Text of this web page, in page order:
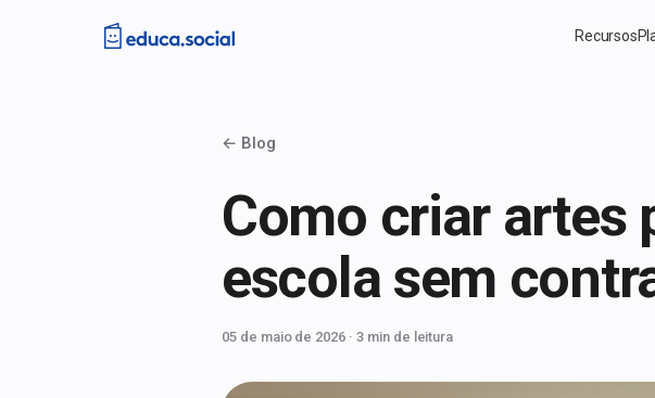
Recursos
← Blog
Como criar artes
escola sem
05 de maio de 2026 · 3 min de leitura